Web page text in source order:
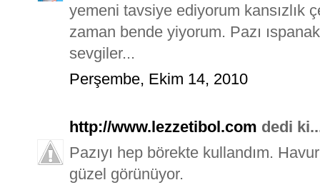
yemeni tavsiye ediyorum kansızlık
zaman bende yiyorum. Pazı
sevgiler...
Perşembe, Ekim 14, 2010
http://www.lezzetibol.com dedi
Pazıyı hep börekte kullandım.
güzel görünüyor.